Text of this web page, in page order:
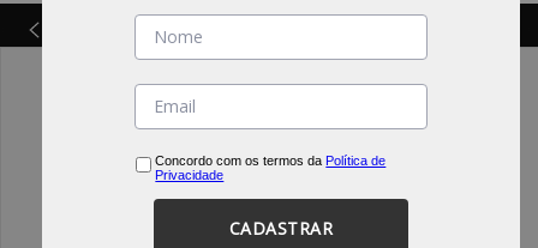
Parcelamos em5x sem juros(parcelas acima de R$
Concordo com os termos da Política de
Privacidade
CADASTRAR